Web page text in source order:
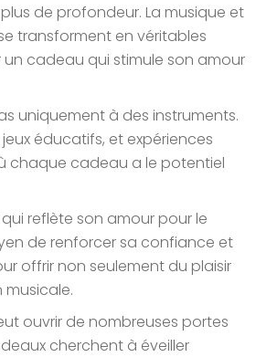
de profondeur. La musique et
transforment en véritables
un cadeau qui stimule son amour
uniquement à des instruments.
éducatifs, et expériences
chaque cadeau a le potentiel
reflète son amour pour le
de renforcer sa confiance et
offrir non seulement du plaisir
ouvrir de nombreuses portes
cherchent à éveiller